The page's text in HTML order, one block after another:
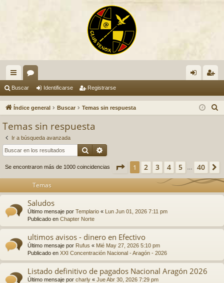
nl
ac
pi
s
or
os nti ist
Buscar Identificarse Registrarse
Índice general Buscar Temas sin respuesta
Temas sin respuesta
Ir a búsqueda avanzada
Buscar
Se encontraron más de 1000 coincidencias Página de 40
1 2 3 4 5 40
Temas
Saludos
Último mensaje por Templario « Lun Jun 01, 2026 7:11 pm
Publicado en Chapter Norte
ultimos avisos - dinero en Efectivo
Último mensaje por Rufus « Mié May 27, 2026 5:10 pm
Publicado en XXI Concentración Nacional - Aragón - 2026
Listado definitivo de pagados Nacional Aragón 2026
Último mensaje por charly « Jue Abr 30, 2026 7:29 pm